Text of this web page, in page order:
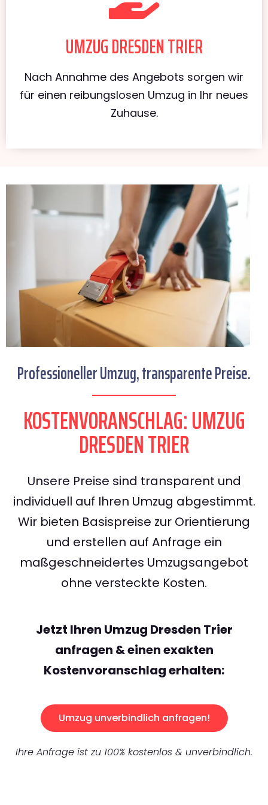
UMZUG DRESDEN TRIER
Nach Annahme des Angebots sorgen wir
für einen reibungslosen Umzug in Ihr neues
Zuhause.
Professioneller Umzug, transparente Preise.
KOSTENVORANSCHLAG: UMZUG
DRESDEN TRIER
Unsere Preise sind transparent und
individuell auf Ihren Umzug abgestimmt.
Wir bieten Basispreise zur Orientierung
und erstellen auf Anfrage ein
maßgeschneidertes Umzugsangebot
ohne versteckte Kosten.
Jetzt Ihren Umzug Dresden Trier
anfragen & einen exakten
Kostenvoranschlag erhalten:
Umzug unverbindlich anfragen!
Ihre Anfrage ist zu 100% kostenlos & unverbindlich.